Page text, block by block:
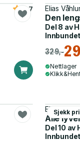
4.7 Elias
Den
Del 8 av
Innbundet
329,-
Nettlager
Sjekk
Elias
Alle
Del 10 av
Innbundet